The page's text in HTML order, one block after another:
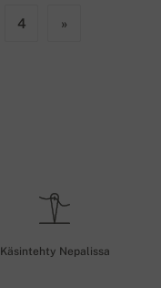
4 »
Käsintehty Nepalissa